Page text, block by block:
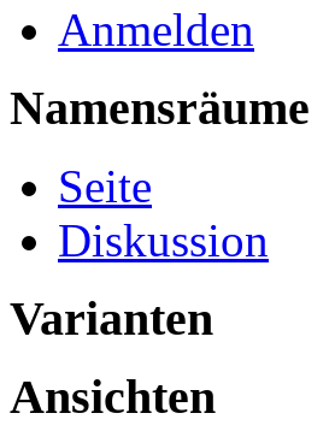
Anmelden
Namensräume
Seite
Diskussion
Varianten
Ansichten